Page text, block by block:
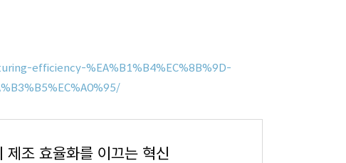
efficiency-%EA%B1%B4%EC%8B%9D-
제조 효율화를 이끄는 혁신